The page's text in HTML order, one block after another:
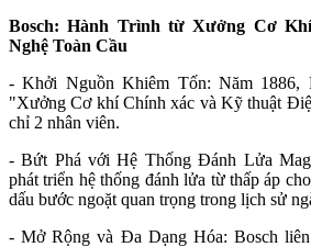
Bosch: Hành Trình từ Xưởng Cơ
Nghệ Toàn Cầu
- Khởi Nguồn Khiêm Tốn: Năm 1886,
"Xưởng Cơ khí Chính xác và Kỹ thuật
chỉ 2 nhân viên.
- Bứt Phá với Hệ Thống Đánh Lửa
phát triển hệ thống đánh lửa từ thấp áp
dấu bước ngoặt quan trọng trong lịch sử
- Mở Rộng và Đa Dạng Hóa: Bosch